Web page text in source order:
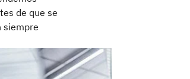
de que se
siempre